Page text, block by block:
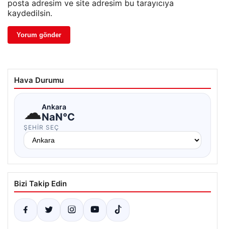
posta adresim ve site adresim bu tarayıcıya
kaydedilsin.
Hava Durumu
☁Ankara
NaN°C
ŞEHIR SEÇ
Bizi Takip Edin